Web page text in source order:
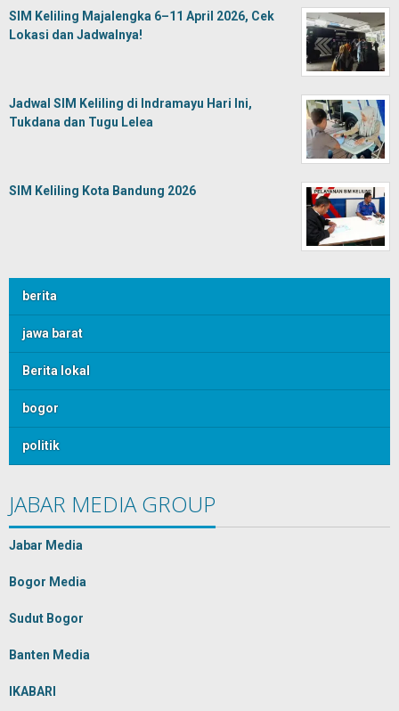
SIM Keliling Majalengka 6–11 April 2026, Cek
Lokasi dan Jadwalnya!
Jadwal SIM Keliling di Indramayu Hari Ini,
Tukdana dan Tugu Lelea
SIM Keliling Kota Bandung 2026
berita
jawa barat
Berita lokal
bogor
politik
JABAR MEDIA GROUP
Jabar Media
Bogor Media
Sudut Bogor
Banten Media
IKABARI